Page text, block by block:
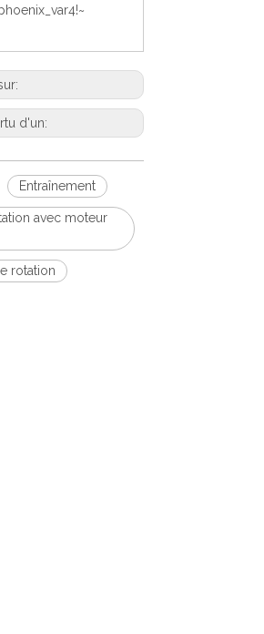
d'un:
Entraînement
avec moteur
rotation